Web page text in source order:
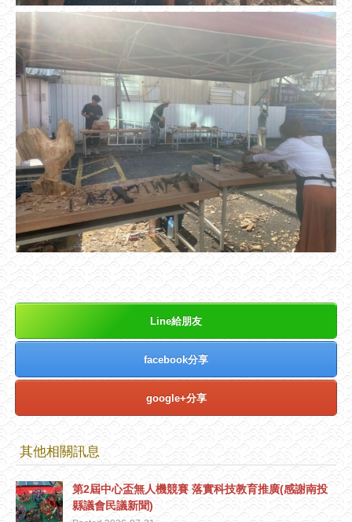
Line給朋友
facebook分享
google+分享
其他相關訊息
第2屆中心盃無人機競賽 落實科技教育推廣(感謝南投
縣議會民議新聞)